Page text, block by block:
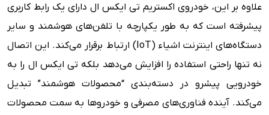
علاوه بر این، خودروی اکستریم تی ایکس ال دارای یک رابط کاربری
پیشرفته است که به طور یکپارچه با تلفن‌های هوشمند و سایر
دستگاه‌های اینترنت اشیاء (IoT) ارتباط برقرار می‌کند. این اتصال
نه تنها راحتی استفاده را افزایش می‌دهد بلکه تی ایکس ال را به
خودرویی پیشرو در دسته‌بندی “محصولات هوشمند” تبدیل
می‌کند. آینده فناوری‌های مصرفی و خودروها به سمت محصولات